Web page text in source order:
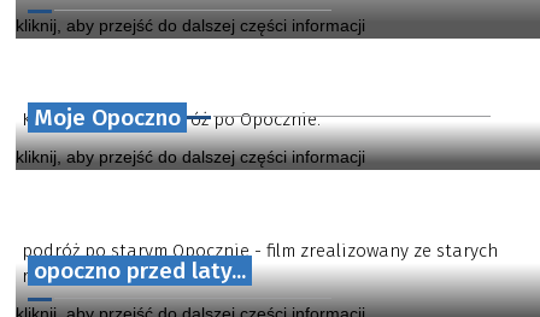
kliknij, aby przejść do dalszej części informacji
Moje Opoczno
Krótka filmowa podróż po Opocznie.
kliknij, aby przejść do dalszej części informacji
opoczno przed laty...
podróż po starym Opocznie - film zrealizowany ze starych
rycin i fotografii